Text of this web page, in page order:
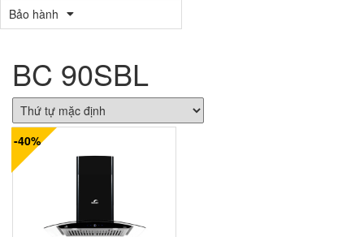
Bảo hành
BC 90SBL
-40%